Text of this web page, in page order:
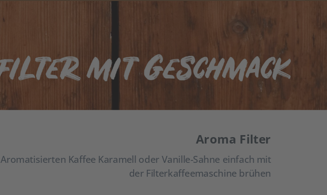
Aroma Filter
Aromatisierten Kaffee Karamell oder Vanille-Sahne einfach mit
der Filterkaffeemaschine brühen